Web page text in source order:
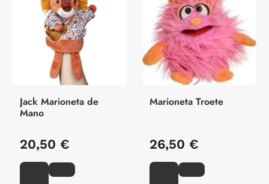
Jack Marioneta de
Mano
20,50 €
Marioneta Troete
26,50 €